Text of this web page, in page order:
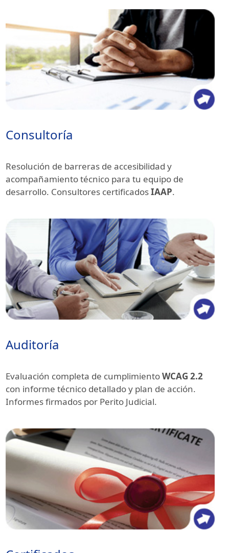
Consultoría
Resolución de barreras de accesibilidad y
acompañamiento técnico para tu equipo de
desarrollo. Consultores certificadosIAAP.
Auditoría
Evaluación completa de cumplimientoWCAG 2.2
con informe técnico detallado y plan de acción.
Informes firmados por Perito Judicial.